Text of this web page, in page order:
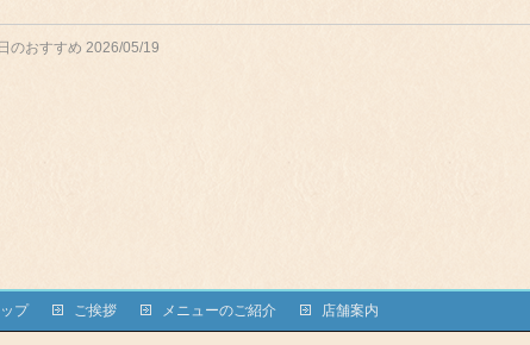
のおすすめ 2026/05/19
ップ ご挨拶 メニューのご紹介 店舗案内